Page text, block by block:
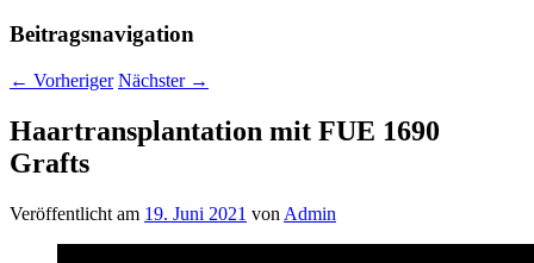
Beitragsnavigation
← Vorheriger Nächster →
Haartransplantation mit FUE 1690
Grafts
Veröffentlicht am 19. Juni 2021 von Admin